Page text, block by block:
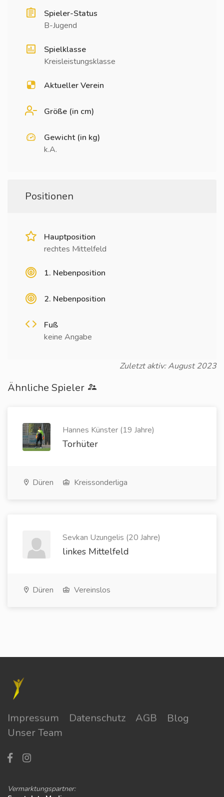
Spieler-Status
B-Jugend
Spielklasse
Kreisleistungsklasse
Aktueller Verein
Größe (in cm)
Gewicht (in kg)
k.A.
Positionen
Hauptposition
rechtes Mittelfeld
1. Nebenposition
2. Nebenposition
Fuß
keine Angabe
Zuletzt aktiv: August 2023
Ähnliche Spieler
Hannes Künster (19 Jahre)
Torhüter
Düren Kreissonderliga
Sevkan Uzungelis (20 Jahre)
linkes Mittelfeld
Düren Vereinslos
Impressum Datenschutz AGB
Blog
Unser Team
Vermarktungspartner: